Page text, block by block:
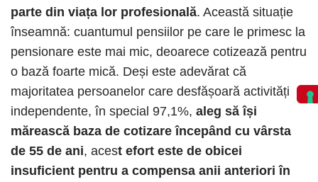
parte din viața lor profesională. Această situație
înseamnă: cuantumul pensiilor pe care le primesc la
pensionare este mai mic, deoarece cotizează pentru
o bază foarte mică. Deși este adevărat că
majoritatea persoanelor care desfășoară activități
independente, în special 97,1%, aleg să își
mărească baza de cotizare începând cu vârsta
de 55 de ani, acest efort este de obicei
insuficient pentru a compensa anii anteriori în